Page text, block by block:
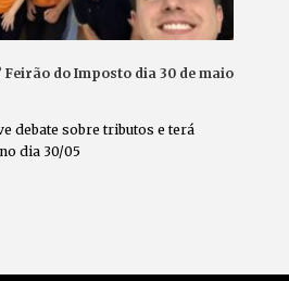
Feirão do Imposto dia 30 de maio
debate sobre tributos e terá
dia 30/05